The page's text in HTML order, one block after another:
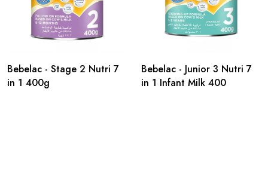
Bebelac - Stage 2 Nutri 7
in 1 400g
Bebelac - Junior 3 Nutri 7
in 1 Infant Milk 400